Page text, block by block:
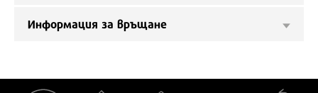
Информация за връщане